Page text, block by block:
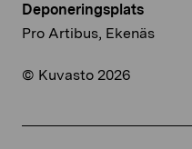
Deponeringsplats
Pro Artibus, Ekenäs
© Kuvasto 2026